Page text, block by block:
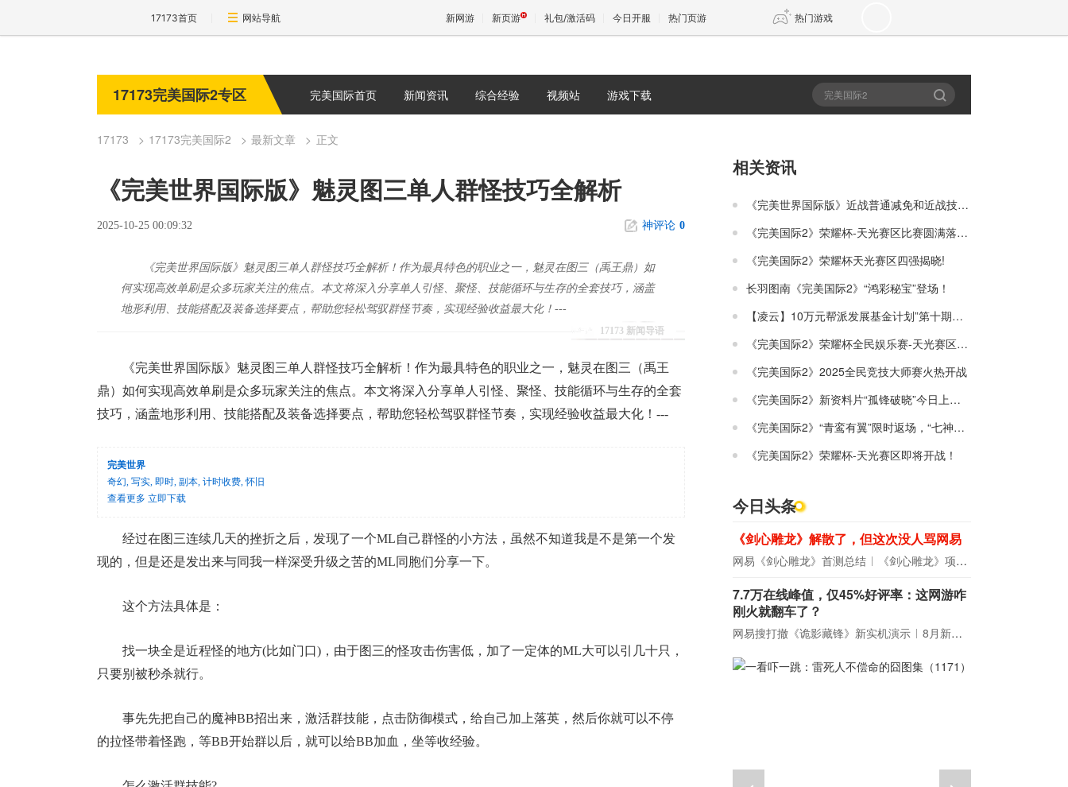
17173首页 网站导航 新网游 新页游 礼包/激活码 今日开服 热门页游 热门游戏
传奇4
17173完美国际2专区 完美国际首页 新闻资讯 综合经验 视频站 游戏下载
17173 17173完美国际2 最新文章 正文
《完美世界国际版》魅灵图三单人群怪技巧全解析
2025-10-25 00:09:32 神评论 0
17173 新闻导语
《完美世界国际版》魅灵图三单人群怪技巧全解析！作为最具特色的职业之一，魅灵在图三（禹王鼎）如
何实现高效单刷是众多玩家关注的焦点。本文将深入分享单人引怪、聚怪、技能循环与生存的全套技巧，涵盖
地形利用、技能搭配及装备选择要点，帮助您轻松驾驭群怪节奏，实现经验收益最大化！---
《完美世界国际版》魅灵图三单人群怪技巧全解析！作为最具特色的职业之一，魅灵在图三（禹王
鼎）如何实现高效单刷是众多玩家关注的焦点。本文将深入分享单人引怪、聚怪、技能循环与生存的全套
技巧，涵盖地形利用、技能搭配及装备选择要点，帮助您轻松驾驭群怪节奏，实现经验收益最大化！---
完美世界
奇幻, 写实, 即时, 副本, 计时收费, 怀旧
查看更多 立即下载
经过在图三连续几天的挫折之后，发现了一个ML自己群怪的小方法，虽然不知道我是不是第一个发
现的，但是还是发出来与同我一样深受升级之苦的ML同胞们分享一下。
这个方法具体是：
找一块全是近程怪的地方(比如门口)，由于图三的怪攻击伤害低，加了一定体的ML大可以引几十只，
只要别被秒杀就行。
事先先把自己的魔神BB招出来，激活群技能，点击防御模式，给自己加上落英，然后你就可以不停
的拉怪带着怪跑，等BB开始群以后，就可以给BB加血，坐等收经验。
相关资讯
《完美世界国际版》近战普通减免和近战技能减免
《完美国际2》荣耀杯-天光赛区比赛圆满落幕！
《完美国际2》荣耀杯天光赛区四强揭晓!
长羽图南《完美国际2》“鸿彩秘宝”登场！
【凌云】10万元帮派发展基金计划”第十期帮派荣耀值公示”
《完美国际2》荣耀杯全民娱乐赛-天光赛区火热开战！
《完美国际2》2025全民竞技大师赛火热开战
《完美国际2》新资料片“孤锋破晓”今日上线！
《完美国际2》“青鸾有翼”限时返场，“七神器”经典复刻！
《完美国际2》荣耀杯-天光赛区即将开战！
今日头条
《剑心雕龙》解散了，但这次没人骂网易
网易《剑心雕龙》首测总结 《剑心雕龙》项目宣布解散
7.7万在线峰值，仅45%好评率：这网游咋
刚火就翻车了？
网易搜打撤《诡影藏锋》新实机演示 8月新游前瞻：《诡秘之主》领衔